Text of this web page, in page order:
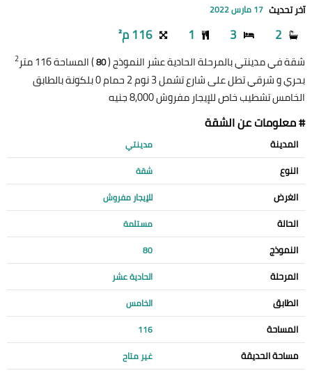
آخر تحديث 17 مارس 2022
2
3
1 116 م²
شقة في مدينتي بالمرحلة الحادية عشر النموذج (80) المساحة 116 متر 2
بحري و شرقي تطل على شارع تشمل 3 نوم 2 حمام 0 بلكونة بالطابق
الخامس تشطيب خاص للإيجار مفروش 8,000 جنيه
# معلومات عن الشقة
المدينة مدينتي
النوع شقة
الغرض للإيجار مفروش
الحالة مستلمة
النموذج 80
المرحلة الحادية عشر
الطابق الخامس
المساحة 116
مساحة الحديقة غير متاح